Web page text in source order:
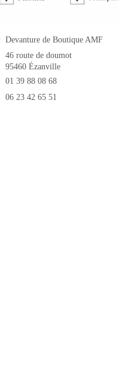
Devanture de Boutique AMF
46 route de doumot
95460 Ézanville
01 39 88 08 68
06 23 42 65 51